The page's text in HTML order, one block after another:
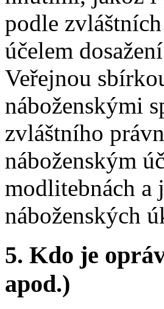
podle
účelem
Veřejnou
náboženskými
zvláštního
náboženským
modlitebnách a
náboženských
5. Kdo je
apod.)